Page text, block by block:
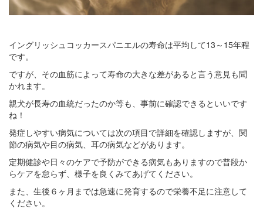
イングリッシュコッカースパニエルの寿命は平均して13～15年程
です。
ですが、その血筋によって寿命の大きな差があると言う意見も聞
かれます。
親犬が長寿の血統だったのか等も、事前に確認できるといいです
ね！
発症しやすい病気については次の項目で詳細を確認しますが、関
節の病気や目の病気、耳の病気などがあります。
定期健診や日々のケアで予防ができる病気もありますので普段か
らケアを怠らず、様子を良くみてあげてください。
また、生後６ヶ月までは急速に発育するので栄養不足に注意して
ください。